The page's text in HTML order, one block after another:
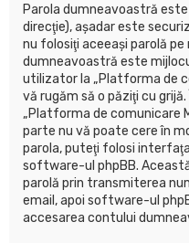
Parola dumneavoastră
direcţie), aşadar este
nu folosiţi aceeaşi parolă
dumneavoastră este
utilizator la „Platforma de
vă rugăm să o păziţi cu
„Platforma de comunicare
parte nu vă poate cere în
parola, puteţi folosi
software-ul phpBB.
parolă prin transmiterea
email, apoi software-ul
accesarea contului